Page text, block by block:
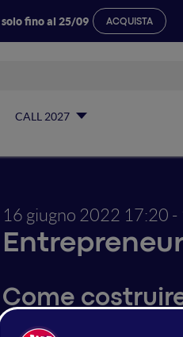
solo fino al 25/09 ACQUISTA
CALL 2027
16 giugno 2022 17:20 -
Come